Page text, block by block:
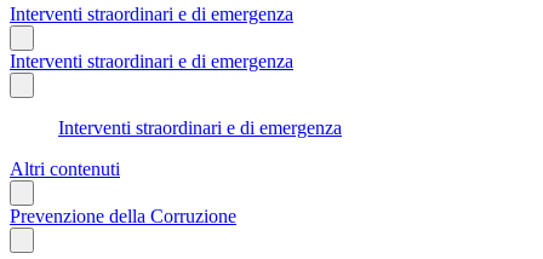
Interventi straordinari e di emergenza
Interventi straordinari e di emergenza
Interventi straordinari e di emergenza
Altri contenuti
Prevenzione della Corruzione